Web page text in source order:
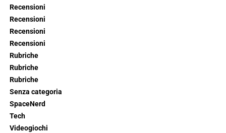
Recensioni
Recensioni
Recensioni
Recensioni
Rubriche
Rubriche
Rubriche
Senza categoria
SpaceNerd
Tech
Videogiochi